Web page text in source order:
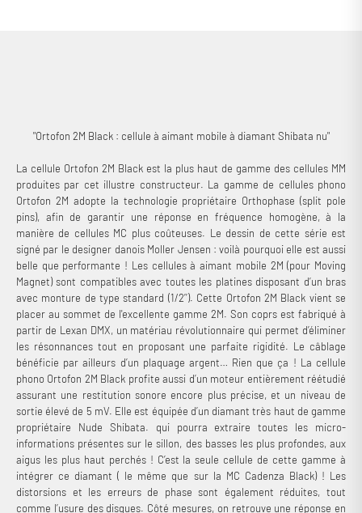
"Ortofon 2M Black : cellule à aimant mobile à diamant Shibata nu"
La cellule Ortofon 2M Black est la plus haut de gamme des cellules MM
produites par cet illustre constructeur. La gamme de cellules phono
Ortofon 2M adopte la technologie propriétaire Orthophase (split pole
pins), afin de garantir une réponse en fréquence homogène, à la
manière de cellules MC plus coûteuses. Le dessin de cette série est
signé par le designer danois Moller Jensen : voilà pourquoi elle est aussi
belle que performante ! Les cellules à aimant mobile 2M (pour Moving
Magnet) sont compatibles avec toutes les platines disposant d’un bras
avec monture de type standard (1/2’’). Cette Ortofon 2M Black vient se
placer au sommet de l'excellente gamme 2M. Son coprs est fabriqué à
partir de Lexan DMX, un matériau révolutionnaire qui permet d’éliminer
les résonnances tout en proposant une parfaite rigidité. Le câblage
bénéficie par ailleurs d’un plaquage argent… Rien que ça ! La cellule
phono Ortofon 2M Black profite aussi d’un moteur entièrement réétudié
assurant une restitution sonore encore plus précise, et un niveau de
sortie élevé de 5 mV. Elle est équipée d’un diamant très haut de gamme
propriétaire Nude Shibata. qui pourra extraire toutes les micro-
informations présentes sur le sillon, des basses les plus profondes, aux
aigus les plus haut perchés ! C’est la seule cellule de cette gamme à
intégrer ce diamant ( le même que sur la MC Cadenza Black) ! Les
distorsions et les erreurs de phase sont également réduites, tout
comme l’usure des disques. Côté mesures, on retrouve une réponse en